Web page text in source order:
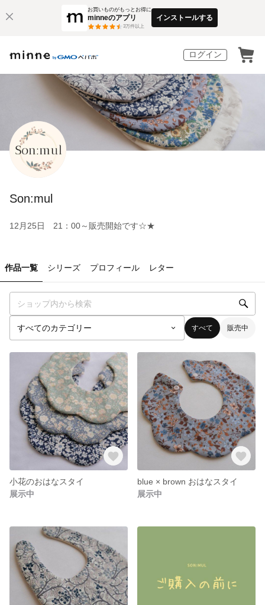
お買いものがもっとお得に
minneのアプリ
3万件以上
インストールする
ログイン
Son:mul
12月25日 21：00～販売開始です☆★
作品一覧 シリーズ プロフィール レター
すべて 販売中
小花のおはなスタイ
展示中
blue × brown おはなスタイ
展示中